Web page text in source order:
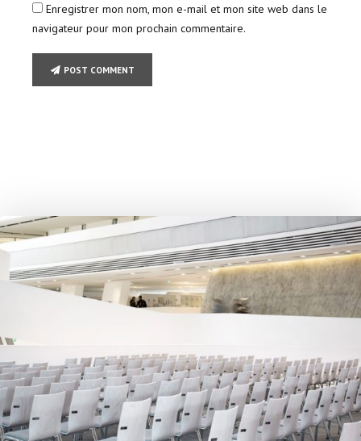
Enregistrer mon nom, mon e-mail et mon site web dans le
navigateur pour mon prochain commentaire.
POST COMMENT